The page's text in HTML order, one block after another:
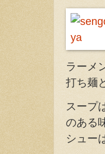
ラーメ
打ち麺
スープ
のある
シュー